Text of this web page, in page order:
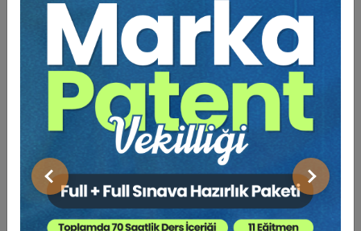
Önceki Sonraki
Sosyal Güvenlik Hukuku - III. İş Hukuku Kongresi
- VI. Oturum
360 TL Sepete Ekle
Eğitmen Hakkında
Sosyal Medya